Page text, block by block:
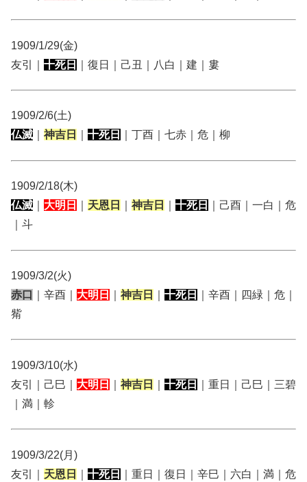
1909/1/29(金)
友引｜ 十死日 ｜復日｜己丑｜八白｜建｜婁
1909/2/6(土)
仏滅
神吉日 十死日 ｜丁酉｜七赤｜危｜柳
1909/2/18(木)
仏滅
大明日 天恩日 神吉日 十死日
｜己酉｜一白｜危
｜斗
1909/3/2(火)
赤口
｜辛酉｜ 大明日 神吉日 十死日
｜辛酉｜四緑｜危｜
觜
1909/3/10(水)
友引｜己巳｜ 大明日 神吉日 十死日
｜重日｜己巳｜三碧
｜満｜軫
1909/3/22(月)
友引｜ 天恩日 十死日 ｜重日｜復日｜辛巳｜六白｜満｜危